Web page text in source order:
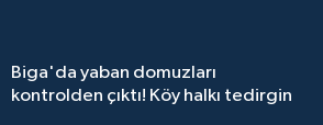
Biga'da yaban domuzları
kontrolden çıktı! Köy halkı tedirgin